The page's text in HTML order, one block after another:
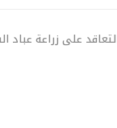
على زراعة